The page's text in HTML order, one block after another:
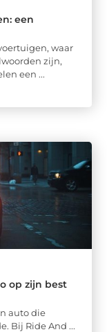
een
waar
zijn,
een ...
op zijn best
auto die
Bij Ride And ...